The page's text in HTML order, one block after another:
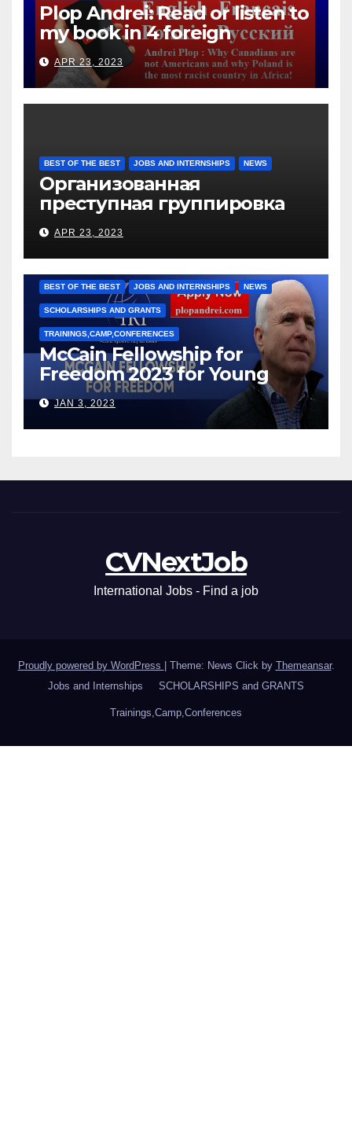
Plop Andrei: Read or listen to
my book in 4 foreign
languages
APR 23, 2023
BEST OF THE BEST JOBS AND INTERNSHIPS NEWS
Организованная
преступная группировка
под руководством Игоря
Рижкова (Ryzhkov Ihor) и
Марии Соколовой
APR 23, 2023
BEST OF THE BEST JOBS AND INTERNSHIPS NEWS
SCHOLARSHIPS AND GRANTS
TRAININGS,CAMP,CONFERENCES
McCain Fellowship for
Freedom 2023 for Young
Leaders
JAN 3, 2023
CVNextJob
International Jobs - Find a job
Proudly powered by WordPress Theme: News Click by Themeansar.
Jobs and Internships
SCHOLARSHIPS and GRANTS
Trainings,Camp,Conferences